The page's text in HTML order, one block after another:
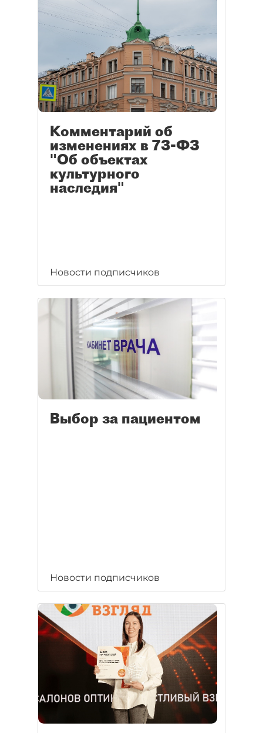
Комментарий об
изменениях в 73-ФЗ
"Об объектах
культурного
наследия"
Новости подписчиков
Выбор за пациентом
Новости подписчиков